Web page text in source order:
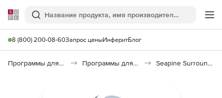
Softline
Поиск
8 (800) 200-08-60Запрос ценыИнферитБлог
Программы для программирования Программы для разработки ПО Seapine Surround SCM 2014